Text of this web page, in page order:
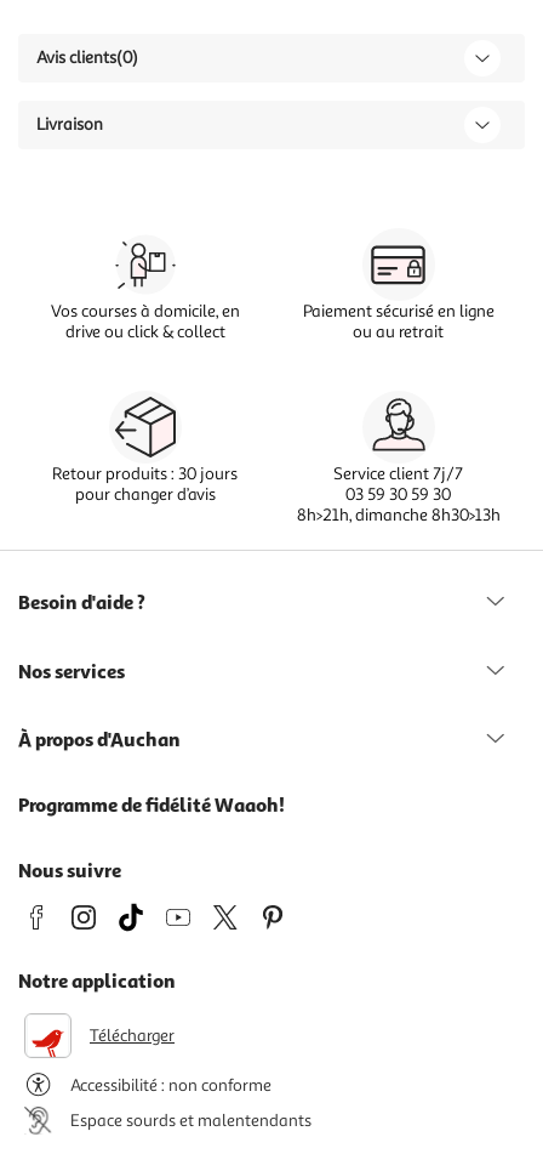
Avis clients(0)
Livraison
Vos courses à domicile, en
drive ou click & collect
Paiement sécurisé en ligne
ou au retrait
Retour produits : 30 jours
pour changer d’avis
Service client 7j/7
03 59 30 59 30
8h>21h, dimanche 8h30>13h
Besoin d'aide ?
Nos services
À propos d'Auchan
Programme de fidélité Waaoh!
Nous suivre
Notre application
Télécharger
Accessibilité : non conforme
Espace sourds et malentendants